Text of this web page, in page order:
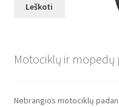
Leškoti
Motociklų ir mopedų
Nebrangios motociklų